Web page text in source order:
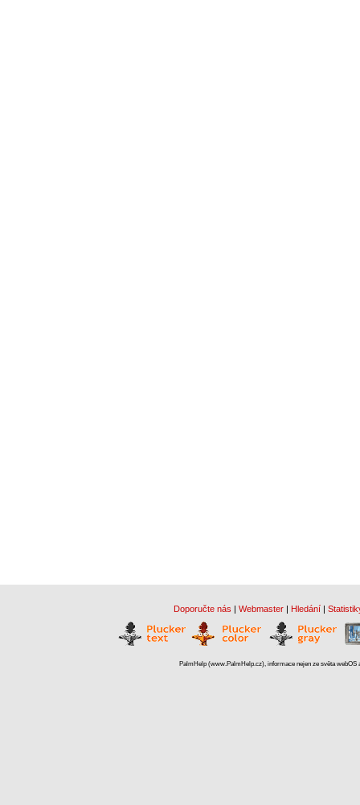
Doporučte nás | Webmaster | Hledání |
PalmHelp (www.PalmHelp.cz), informace nejen ze světa